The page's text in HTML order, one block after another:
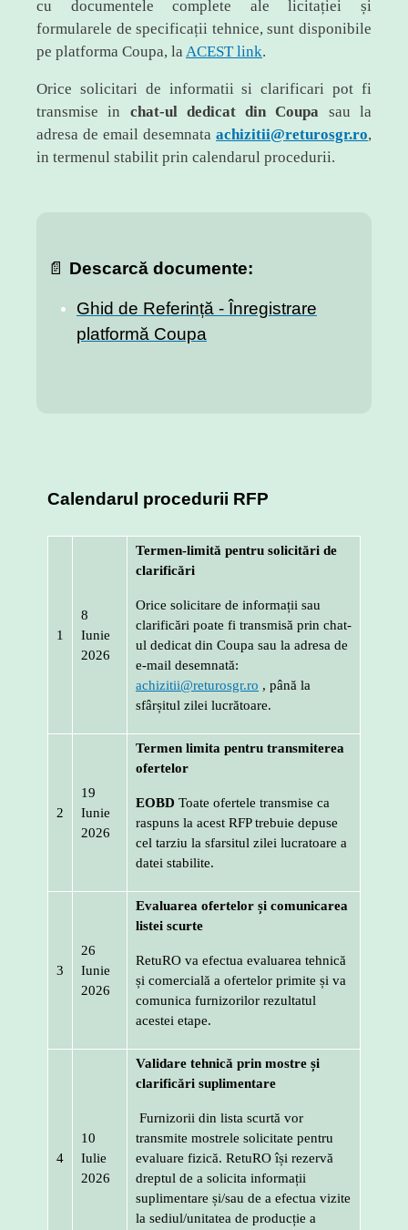
cu documentele complete ale licitației și
formularele de specificații tehnice, sunt disponibile
pe platforma Coupa, la ACEST link.
Orice solicitari de informatii si clarificari pot fi
transmise in chat-ul dedicat din Coupa sau la
adresa de email desemnata achizitii@returosgr.ro,
in termenul stabilit prin calendarul procedurii.
📄 Descarcă documente:
Ghid de Referință - Înregistrare
platformă Coupa
Calendarul procedurii RFP
1
8
Iunie
2026
Termen-limită pentru solicitări de
clarificări
Orice solicitare de informații sau
clarificări poate fi transmisă prin chat-
ul dedicat din Coupa sau la adresa de
e-mail desemnată:
achizitii@returosgr.ro , până la
sfârșitul zilei lucrătoare.
2
19
Iunie
2026
Termen limita pentru transmiterea
ofertelor
EOBD Toate ofertele transmise ca
raspuns la acest RFP trebuie depuse
cel tarziu la sfarsitul zilei lucratoare a
datei stabilite.
3
26
Iunie
2026
Evaluarea ofertelor și comunicarea
listei scurte
RetuRO va efectua evaluarea tehnică
și comercială a ofertelor primite și va
comunica furnizorilor rezultatul
acestei etape.
4
10
Iulie
2026
Validare tehnică prin mostre și
clarificări suplimentare
Furnizorii din lista scurtă vor
transmite mostrele solicitate pentru
evaluare fizică. RetuRO își rezervă
dreptul de a solicita informații
suplimentare și/sau de a efectua vizite
la sediul/unitatea de producție a